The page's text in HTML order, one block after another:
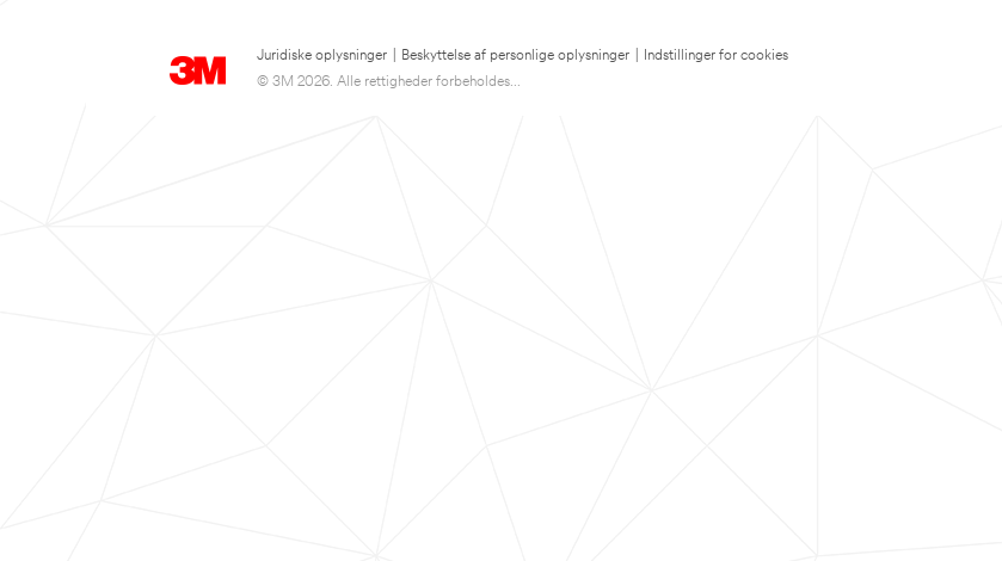
Juridiske oplysninger Beskyttelse af personlige oplysninger
Indstillinger for cookies
© 3M 2026. Alle rettigheder forbeholdes...